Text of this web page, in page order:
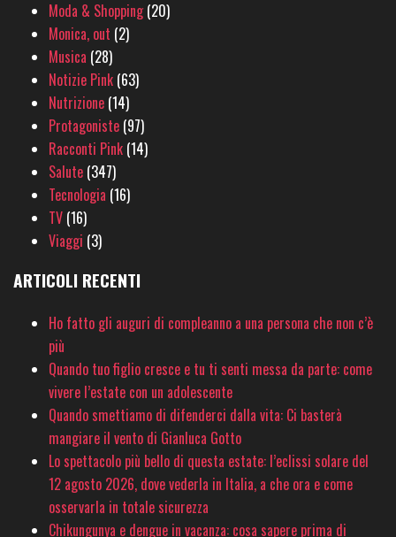
Moda & Shopping(20)
Monica, out (2)
Musica (28)
Notizie Pink (63)
Nutrizione (14)
Protagoniste (97)
Racconti Pink (14)
Salute (347)
Tecnologia (16)
TV (16)
Viaggi (3)
ARTICOLI RECENTI
Ho fatto gli auguri di compleanno a una persona che non c’è
più
Quando tuo figlio cresce e tu ti senti messa da parte: come
vivere l’estate con un adolescente
Quando smettiamo di difenderci dalla vita: Ci basterà
mangiare il vento di Gianluca Gotto
Lo spettacolo più bello di questa estate: l’eclissi solare del
12 agosto 2026, dove vederla in Italia, a che ora e come
osservarla in totale sicurezza
Chikungunya e dengue in vacanza: cosa sapere prima di